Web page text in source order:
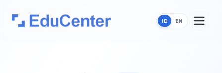
ID EN